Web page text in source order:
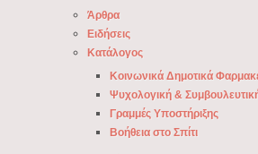
Άρθρα
Ειδήσεις
Κατάλογος
Κοινωνικά Δημοτικά
Ψυχολογική &
Γραμμές Υποστήριξης
Βοήθεια στο Σπίτι